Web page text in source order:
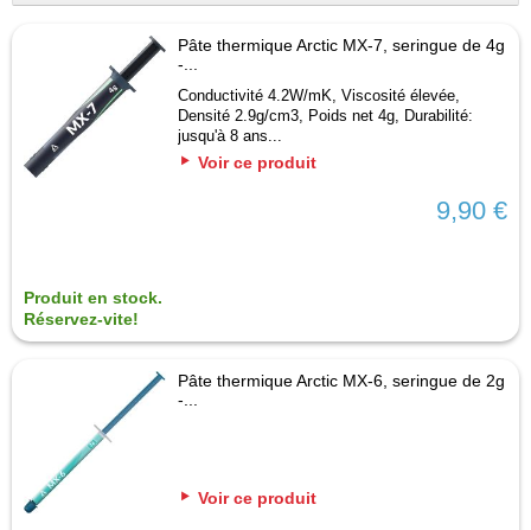
Pâte thermique Arctic MX-7, seringue de 4g
-...
Conductivité 4.2W/mK, Viscosité élevée,
Densité 2.9g/cm3, Poids net 4g, Durabilité:
jusqu'à 8 ans...
Voir ce produit
9,90 €
Produit en stock.
Réservez-vite!
Pâte thermique Arctic MX-6, seringue de 2g
-...
Voir ce produit